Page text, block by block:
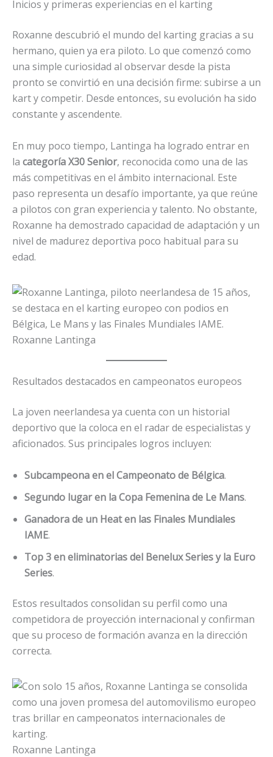
Inicios y primeras experiencias en el karting
Roxanne descubrió el mundo del karting gracias a su
hermano, quien ya era piloto. Lo que comenzó como
una simple curiosidad al observar desde la pista
pronto se convirtió en una decisión firme: subirse a un
kart y competir. Desde entonces, su evolución ha sido
constante y ascendente.
En muy poco tiempo, Lantinga ha logrado entrar en
la categoría X30 Senior, reconocida como una de las
más competitivas en el ámbito internacional. Este
paso representa un desafío importante, ya que reúne
a pilotos con gran experiencia y talento. No obstante,
Roxanne ha demostrado capacidad de adaptación y un
nivel de madurez deportiva poco habitual para su
edad.
Roxanne Lantinga
Resultados destacados en campeonatos europeos
La joven neerlandesa ya cuenta con un historial
deportivo que la coloca en el radar de especialistas y
aficionados. Sus principales logros incluyen:
Subcampeona en el Campeonato de Bélgica.
Segundo lugar en la Copa Femenina de Le Mans.
Ganadora de un Heat en las Finales Mundiales
IAME.
Top 3 en eliminatorias del Benelux Series y la Euro
Series.
Estos resultados consolidan su perfil como una
competidora de proyección internacional y confirman
que su proceso de formación avanza en la dirección
correcta.
Roxanne Lantinga